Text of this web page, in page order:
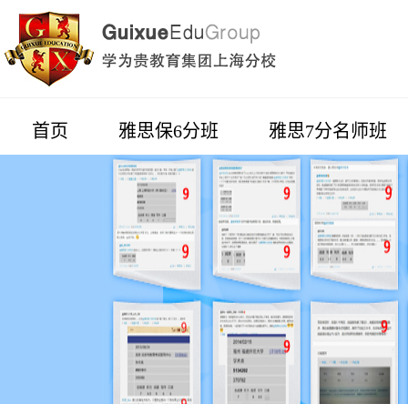
首页 雅思保6分班
雅思7分名师班
暑期三人同行一人免单
雅思长期班